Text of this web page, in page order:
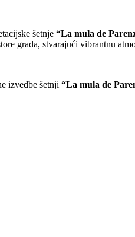
šetnje “La mula de
grada, stvarajući vibrantnu
izvedbe šetnji “La mula de